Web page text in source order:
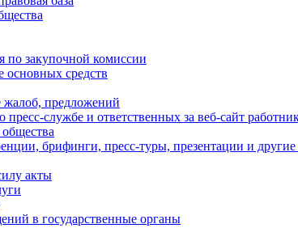
по закупочной комиссии
основных средств
жалоб, предложений
службе и ответственных за веб-сайт
брифинги, пресс-туры, презентации и
акты
в государственные органы